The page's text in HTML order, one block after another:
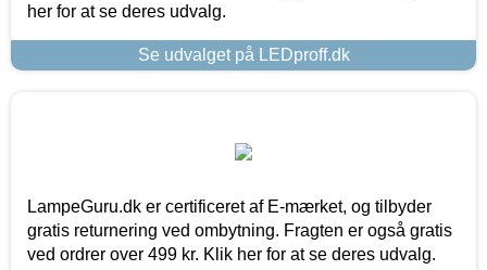
her for at se deres udvalg.
Se udvalget på LEDproff.dk
LampeGuru.dk er certificeret af E-mærket, og tilbyder
gratis returnering ved ombytning. Fragten er også gratis
ved ordrer over 499 kr. Klik her for at se deres udvalg.